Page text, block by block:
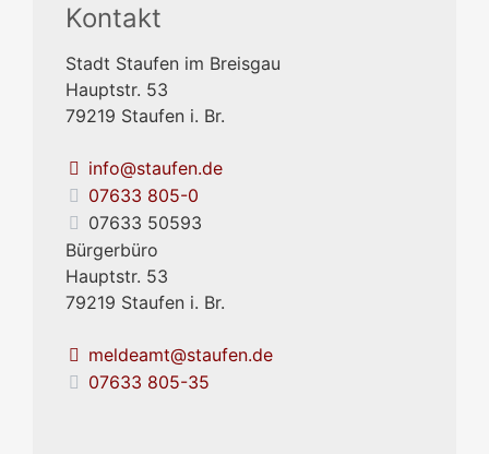
Kontakt
Stadt Staufen im Breisgau
Hauptstr. 53
79219 Staufen i. Br.
info@staufen.de
07633 805-0
07633 50593
Bürgerbüro
Hauptstr. 53
79219 Staufen i. Br.
meldeamt@staufen.de
07633 805-35